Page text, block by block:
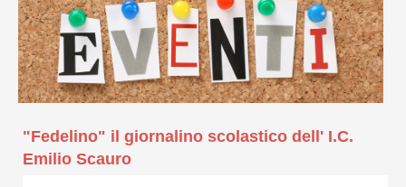
"Fedelino" il giornalino scolastico dell' I.C.
Emilio Scauro